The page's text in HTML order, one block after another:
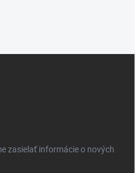
zasielať informácie o nových